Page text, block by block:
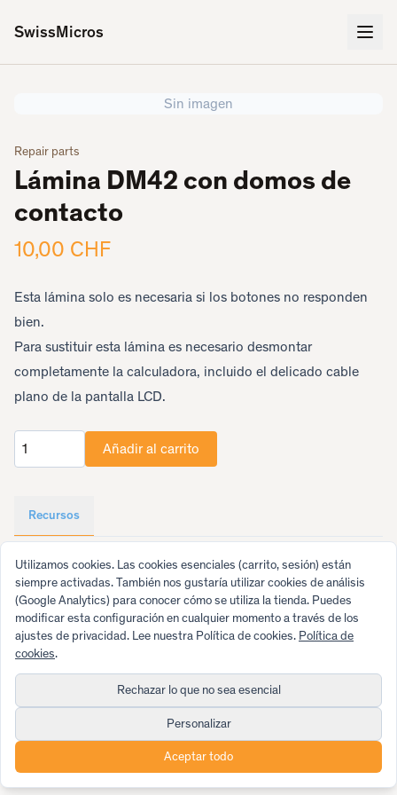
SwissMicros
Sin imagen
Repair parts
Lámina DM42 con domos de
contacto
10,00 CHF
Esta lámina solo es necesaria si los botones no responden
bien.
Para sustituir esta lámina es necesario desmontar
completamente la calculadora, incluido el delicado cable
plano de la pantalla LCD.
Cantidad
Añadir al carrito
Recursos
Video demonstrating the procedure of replacing the foil
© 2026 SwissMicros
Hecho con amor y pasión por SwissMicros
Términos y condicionesGarantíaPolítica de privacidad
Configuración de privacidad
Utilizamos cookies. Las cookies esenciales (carrito, sesión) están
siempre activadas. También nos gustaría utilizar cookies de análisis
(Google Analytics) para conocer cómo se utiliza la tienda. Puedes
modificar esta configuración en cualquier momento a través de los
ajustes de privacidad. Lee nuestra Política de cookies. Política de
cookies.
Rechazar lo que no sea esencial
Personalizar
Aceptar todo